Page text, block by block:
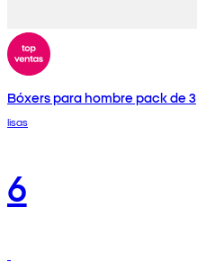
Bóxers para hombre pack de 3
lisas
6